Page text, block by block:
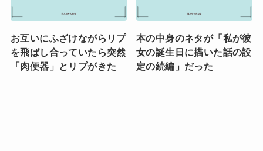
お互いにふざけながらリプ
を飛ばし合っていたら突然
「肉便器」とリプがきた
本の中身のネタが「私が彼
女の誕生日に描いた話の設
定の続編」だった